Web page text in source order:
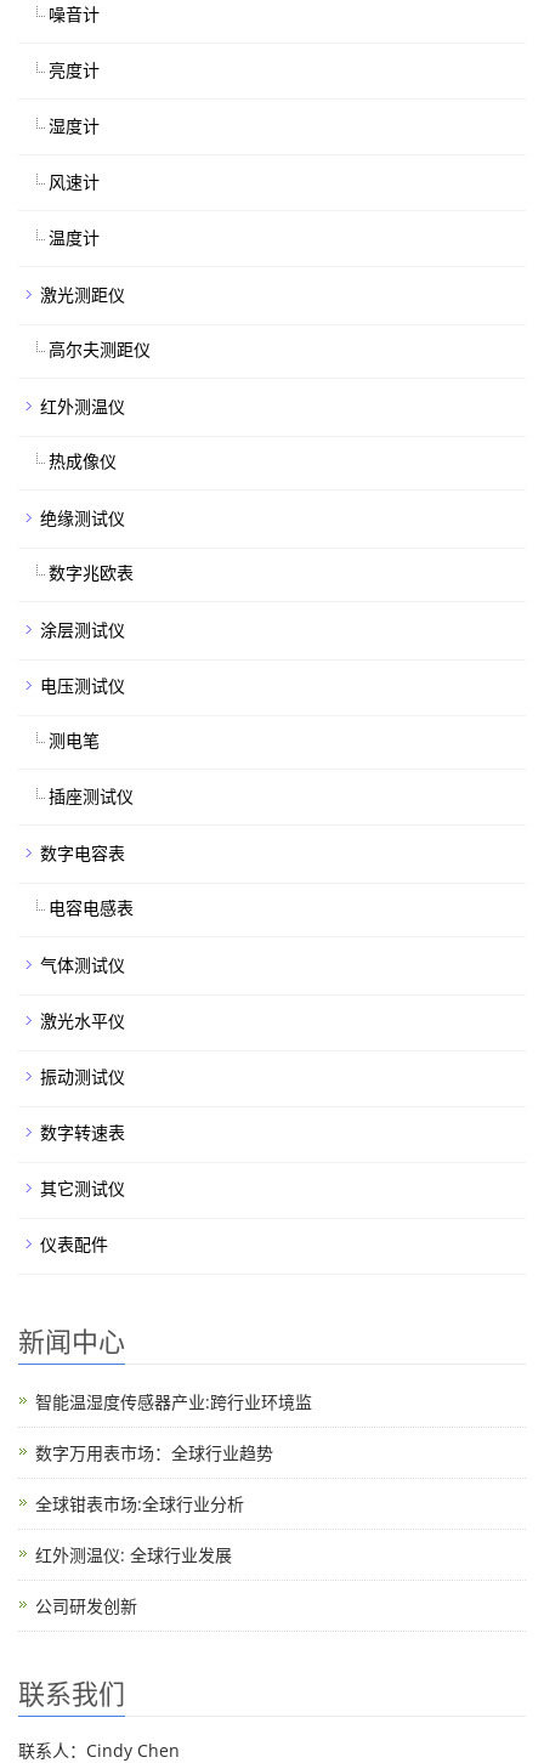
噪音计
亮度计
湿度计
风速计
温度计
激光测距仪
高尔夫测距仪
红外测温仪
热成像仪
绝缘测试仪
数字兆欧表
涂层测试仪
电压测试仪
测电笔
插座测试仪
数字电容表
电容电感表
气体测试仪
激光水平仪
振动测试仪
数字转速表
其它测试仪
仪表配件
新闻中心
智能温湿度传感器产业:跨行业环境监
数字万用表市场：全球行业趋势
全球钳表市场:全球行业分析
红外测温仪: 全球行业发展
公司研发创新
联系我们
联系人：Cindy Chen